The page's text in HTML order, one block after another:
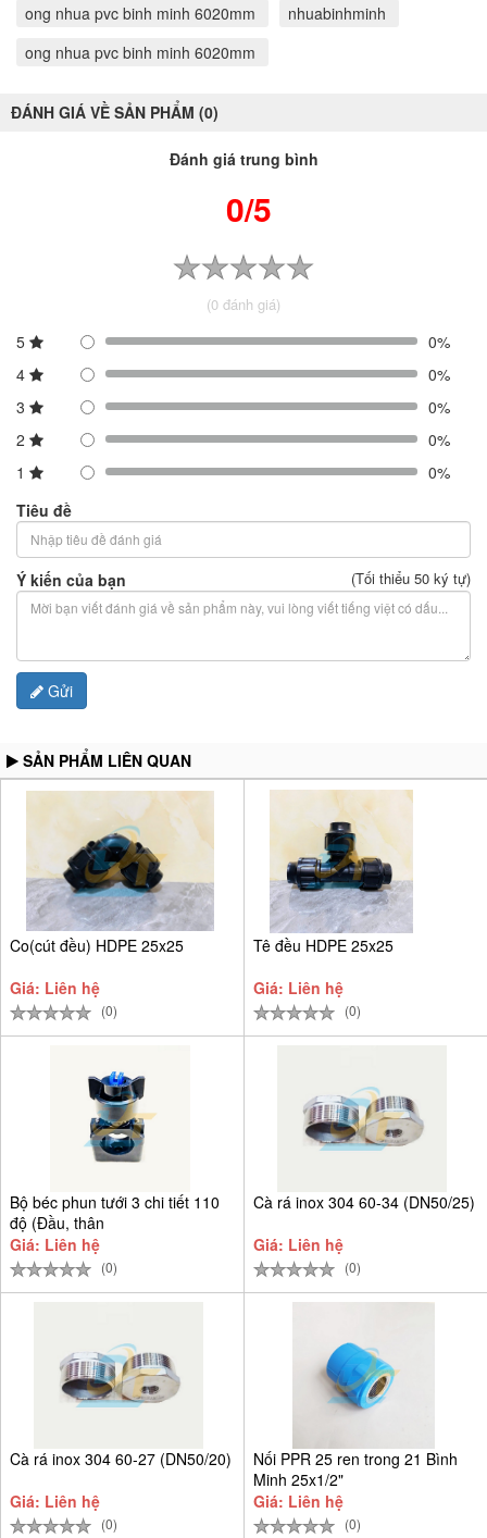
ong nhua pvc binh minh 6020mm
nhuabinhminh
ong nhua pvc binh minh 6020mm
ĐÁNH GIÁ VỀ SẢN PHẨM (0)
Đánh giá trung bình
0/5
(0 đánh giá)
5
0%
4
0%
3
0%
2
0%
1
0%
Tiêu đề
Ý kiến của bạn (Tối thiểu 50 ký tự)
Gửi
SẢN PHẨM LIÊN QUAN
Co(cút đều) HDPE 25x25
Giá: Liên hệ
(0)
Tê đều HDPE 25x25
Giá: Liên hệ
(0)
Bộ béc phun tưới 3 chi tiết 110
độ (Đầu, thân
Giá: Liên hệ
(0)
Cà rá inox 304 60-34 (DN50/25)
Giá: Liên hệ
(0)
Cà rá inox 304 60-27 (DN50/20)
Giá: Liên hệ
(0)
Nối PPR 25 ren trong 21 Bình
Minh 25x1/2"
Giá: Liên hệ
(0)